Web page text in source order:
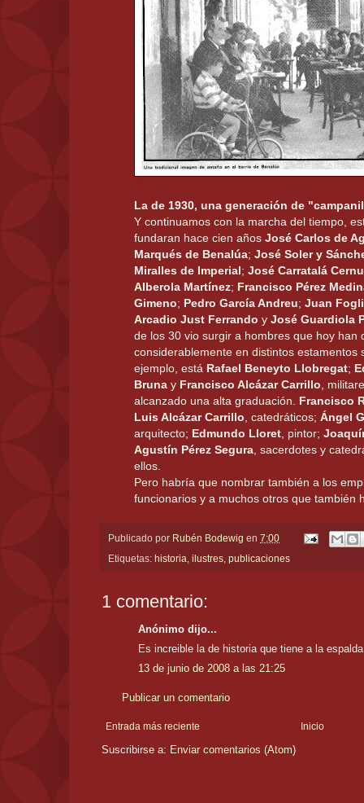
La de 1930, una generación de
Y continuamos con la marcha del tiempo,
fundaran hace cien años José Carlos de
Marqués de Benalúa; José Soler y
Miralles de Imperial; José Carratalá
Alberola Martínez; Francisco Pérez
Gimeno; Pedro García Andreu; Juan
Arcadio Just Ferrando y José Guardiola
de los 30 vio surgir a hombres que hoy han
considerablemente en distintos estamentos
ejemplo, está Rafael Beneyto Llobregat;
Bruna y Francisco Alcázar Carrillo ,
alcanzado una alta graduación. Francisco
Luis Alcázar Carrillo , catedráticos; Ángel
arquitecto; Edmundo Lloret , pintor;
Agustín Pérez Segura , sacerdotes y
ellos.
Pero habría que nombrar también a los
funcionarios y a muchos otros que también
Publicado por Rubén Bodewig en 7:00
Etiquetas: historia, ilustres, publicaciones
1 comentario:
Anónimo dijo...
Es increible la de historia que tiene a la
13 de junio de 2008 a las 21:25
Publicar un comentario
Entrada más reciente Inicio
Suscribirse a: Enviar comentarios (Atom)